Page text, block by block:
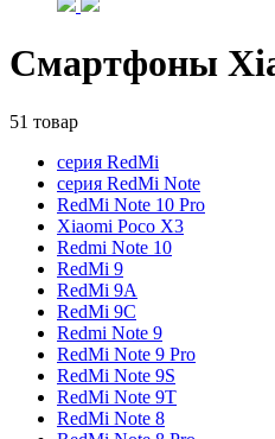
Смартфоны
51 товар
серия RedMi
серия RedMi Note
RedMi Note 10 Pro
Xiaomi Poco X3
Redmi Note 10
RedMi 9
RedMi 9A
RedMi 9C
Redmi Note 9
RedMi Note 9 Pro
RedMi Note 9S
RedMi Note 9T
RedMi Note 8